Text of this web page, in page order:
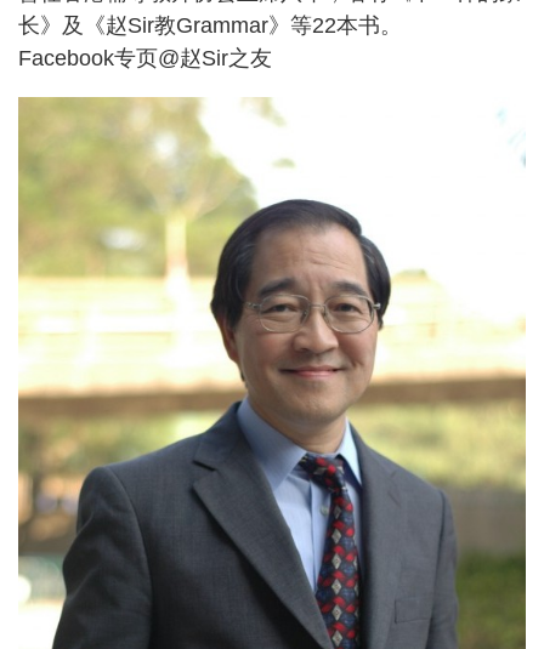
长》及《赵Sir教Grammar》等22本书。
Facebook专页@赵Sir之友